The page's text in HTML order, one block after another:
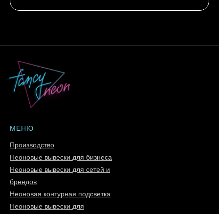
МЕНЮ
Производство
Неоновые вывески для бизнеса
Неоновые вывески для сетей и
брендов
Неоновая контурная подсветка
Неоновые вывески для